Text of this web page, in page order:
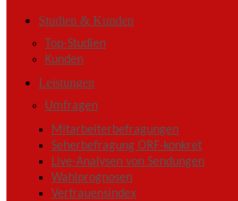
Studien & Kunden
Top-Studien
Kunden
Leistungen
Umfragen
Mitarbeiterbefragungen
Seherbefragung ORF-konkret
Live-Analysen von Sendungen
Wahlprognosen
Vertrauensindex